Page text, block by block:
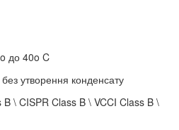
до 40o C
утворення конденсату
B \ CISPR Class B \ VCCI Class B \